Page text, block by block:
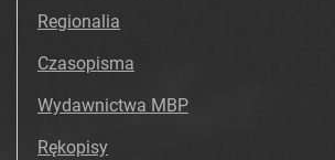
Regionalia
Czasopisma
Wydawnictwa MBP
Rękopisy